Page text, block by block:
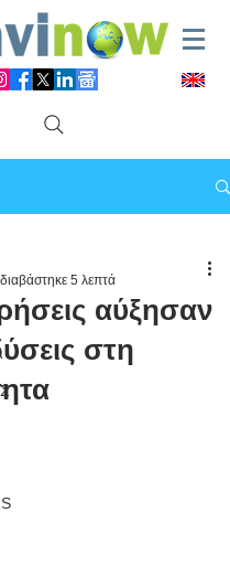
αύξησαν
στη
διαβάστηκε 5 λεπτά